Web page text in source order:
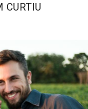
CURTIU